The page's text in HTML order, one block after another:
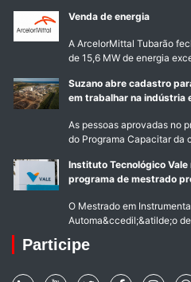
Venda de energia
A ArcelorMittal Tubarão
de 15,6 MW de energia
Suzano abre cadastro
em trabalhar na indústria
As pessoas aprovadas no
do Programa Capacitar da
Instituto Tecnológico
programa de mestrado
O Mestrado em
Automa&ccedil;&atilde;o
Participe